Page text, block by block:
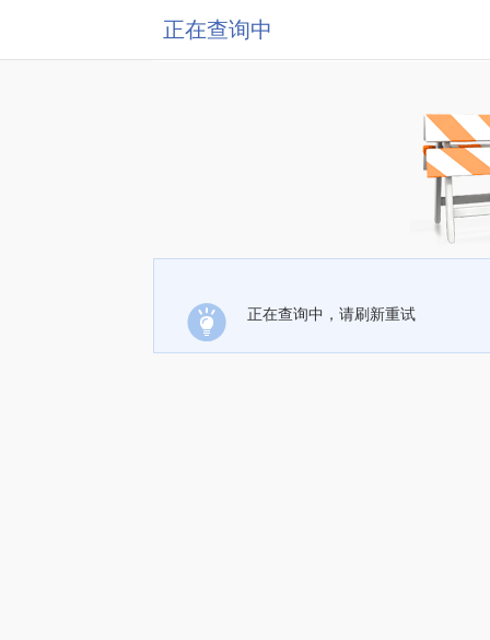
正在查询中
正在查询中，请刷新重试